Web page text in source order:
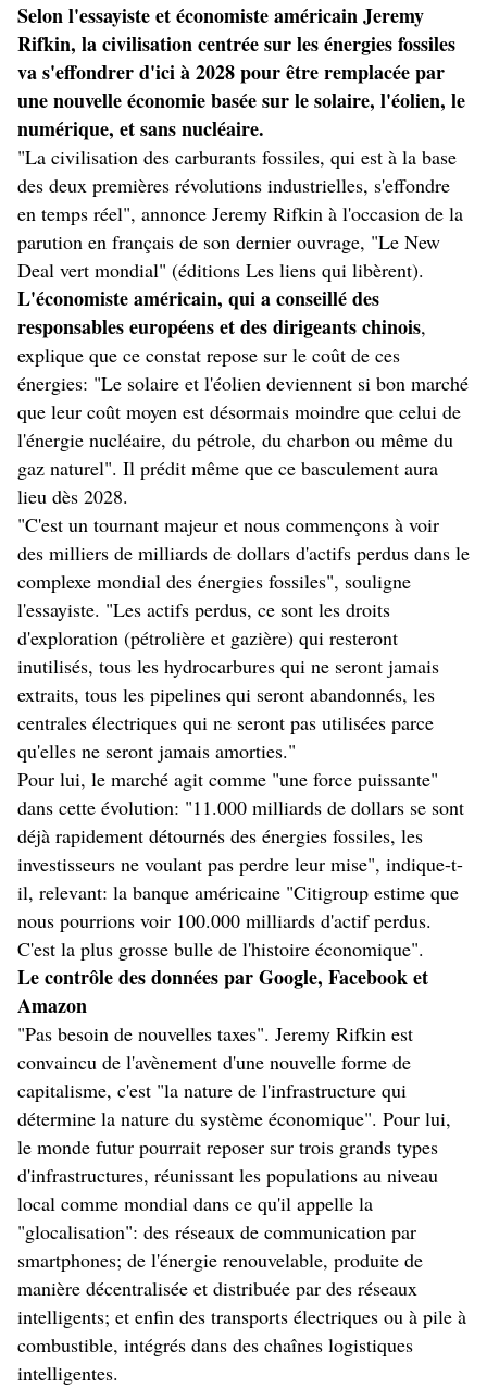
Selon l'essayiste et économiste américain Jeremy
Rifkin, la civilisation centrée sur les énergies fossiles
va s'effondrer d'ici à 2028 pour être remplacée par
une nouvelle économie basée sur le solaire, l'éolien, le
numérique, et sans nucléaire.
"La civilisation des carburants fossiles, qui est à la base
des deux premières révolutions industrielles, s'effondre
en temps réel", annonce Jeremy Rifkin à l'occasion de la
parution en français de son dernier ouvrage, "Le New
Deal vert mondial" (éditions Les liens qui libèrent).
L'économiste américain, qui a conseillé des
responsables européens et des dirigeants chinois,
explique que ce constat repose sur le coût de ces
énergies: "Le solaire et l'éolien deviennent si bon marché
que leur coût moyen est désormais moindre que celui de
l'énergie nucléaire, du pétrole, du charbon ou même du
gaz naturel". Il prédit même que ce basculement aura
lieu dès 2028.
"C'est un tournant majeur et nous commençons à voir
des milliers de milliards de dollars d'actifs perdus dans le
complexe mondial des énergies fossiles", souligne
l'essayiste. "Les actifs perdus, ce sont les droits
d'exploration (pétrolière et gazière) qui resteront
inutilisés, tous les hydrocarbures qui ne seront jamais
extraits, tous les pipelines qui seront abandonnés, les
centrales électriques qui ne seront pas utilisées parce
qu'elles ne seront jamais amorties."
Pour lui, le marché agit comme "une force puissante"
dans cette évolution: "11.000 milliards de dollars se sont
déjà rapidement détournés des énergies fossiles, les
investisseurs ne voulant pas perdre leur mise", indique-t-
il, relevant: la banque américaine "Citigroup estime que
nous pourrions voir 100.000 milliards d'actif perdus.
C'est la plus grosse bulle de l'histoire économique".
Le contrôle des données par Google, Facebook et
Amazon
"Pas besoin de nouvelles taxes". Jeremy Rifkin est
convaincu de l'avènement d'une nouvelle forme de
capitalisme, c'est "la nature de l'infrastructure qui
détermine la nature du système économique". Pour lui,
le monde futur pourrait reposer sur trois grands types
d'infrastructures, réunissant les populations au niveau
local comme mondial dans ce qu'il appelle la
"glocalisation": des réseaux de communication par
smartphones; de l'énergie renouvelable, produite de
manière décentralisée et distribuée par des réseaux
intelligents; et enfin des transports électriques ou à pile à
combustible, intégrés dans des chaînes logistiques
intelligentes.